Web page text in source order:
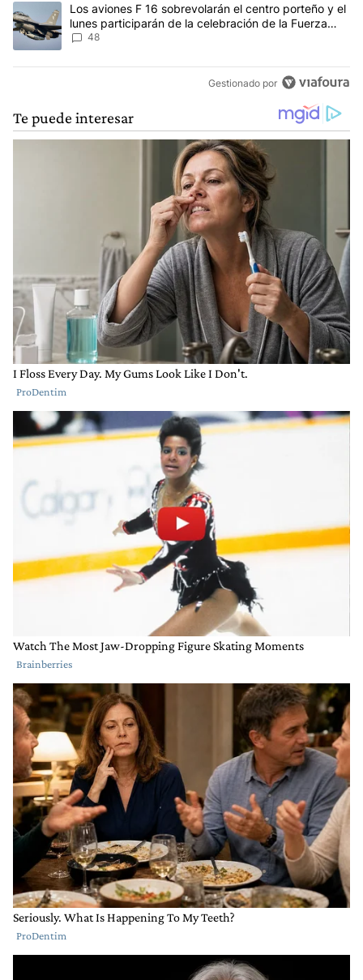
Un artículo de tendencia con el título "Los aviones F 16
Los aviones F 16 sobrevolarán el centro porteño y el
lunes participarán de la celebración de la Fuerza
Aérea
48
Gestionado por